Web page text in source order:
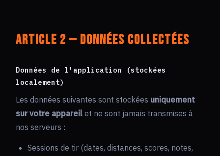
Article 2 — Données collectées
Données de l'application (stockées
localement)
Les données suivantes sont stockées uniquement
sur votre appareil et ne sont jamais transmises à
nos serveurs :
Sessions de tir (dates, distances, scores, notes,